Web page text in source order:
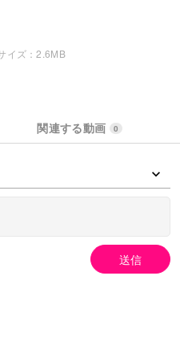
イズ：2.6MB
関連する動画 0
送信